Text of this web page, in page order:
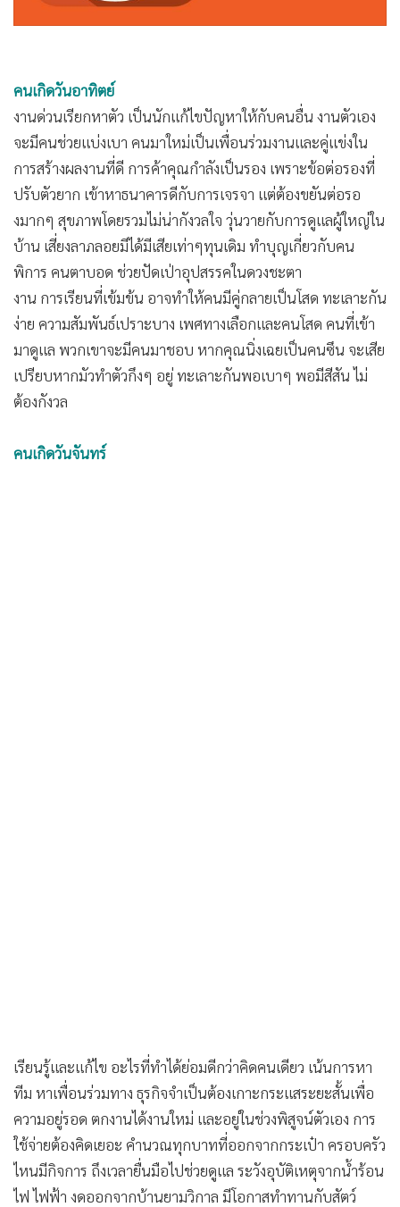
• เศรษฐกิจ-ธุรกิจ
• จีน
ชุมชน-คุณภาพชีวิต
อาชญากรรม
• เกม
• วิทยาศาสตร์
• SMEs
• หุ้น
• อินโดจีน
• กองทุนรวม
• Celeb Online
• ญี่ปุ่น
คนเกิดวันอาทิตย์
งานด่วนเรียกหาตัว เป็นนักแก้ไขปัญหาให้กับคนอื่น งานตัวเอง
จะมีคนช่วยแบ่งเบา คนมาใหม่เป็นเพื่อนร่วมงานและคู่แข่งใน
การสร้างผลงานที่ดี การค้าคุณกำลังเป็นรอง เพราะข้อต่อรองที่
ปรับตัวยาก เข้าหาธนาคารดีกับการเจรจา แต่ต้องขยันต่อรอ
งมากๆ สุขภาพโดยรวมไม่น่ากังวลใจ วุ่นวายกับการดูแลผู้ใหญ่ใน
บ้าน เสี่ยงลาภลอยมีได้มีเสียเท่าๆทุนเดิม ทำบุญเกี่ยวกับคน
พิการ คนตาบอด ช่วยปัดเป่าอุปสรรคในดวงชะตา
งาน การเรียนที่เข้มข้น อาจทำให้คนมีคู่กลายเป็นโสด ทะเลาะกัน
ง่าย ความสัมพันธ์เปราะบาง เพศทางเลือกและคนโสด คนที่เข้า
มาดูแล พวกเขาจะมีคนมาชอบ หากคุณนิ่งเฉยเป็นคนซึน จะเสีย
เปรียบหากมัวทำตัวกึงๆ อยู่ ทะเลาะกันพอเบาๆ พอมีสีสัน ไม่
ต้องกังวล
คนเกิดวันจันทร์
เรียนรู้และแก้ไข อะไรที่ทำได้ย่อมดีกว่าคิดคนเดียว เน้นการหา
ทีม หาเพื่อนร่วมทาง ธุรกิจจำเป็นต้องเกาะกระแสระยะสั้นเพื่อ
ความอยู่รอด ตกงานได้งานใหม่ และอยู่ในช่วงพิสูจน์ตัวเอง การ
ใช้จ่ายต้องคิดเยอะ คำนวณทุกบาทที่ออกจากกระเป๋า ครอบครัว
ไหนมีกิจการ ถึงเวลายื่นมือไปช่วยดูแล ระวังอุบัติเหตุจากน้ำร้อน
ไฟ ไฟฟ้า งดออกจากบ้านยามวิกาล มีโอกาสทำทานกับสัตว์